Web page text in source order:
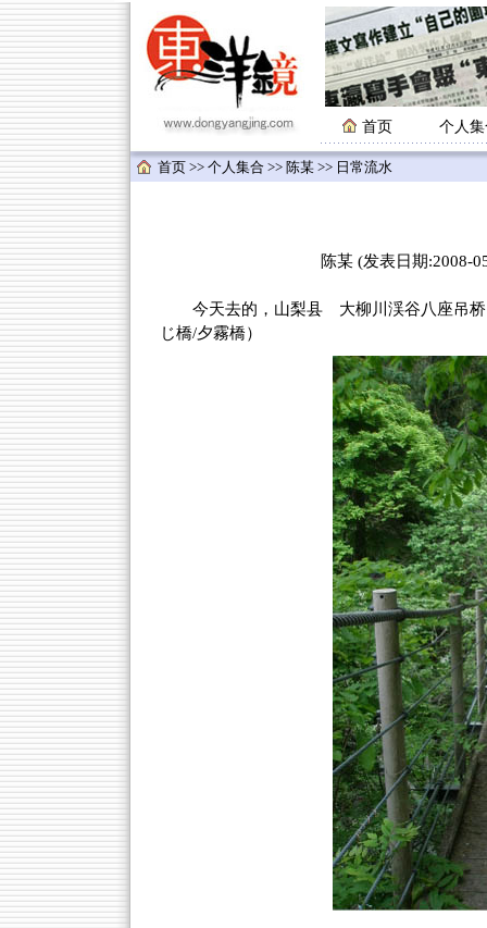
首页 个人
首页 >> 个人集合 >> 陈某 >> 日常流水
陈某 (发表日期:2008-
今天去的，山梨县 大柳川渓谷八座吊桥
じ橋/夕霧橋）